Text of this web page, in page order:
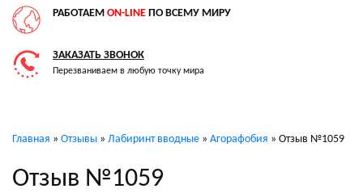
РАБОТАЕМ ON-LINE ПО ВСЕМУ МИРУ
ЗАКАЗАТЬ ЗВОНОК
Перезваниваем в любую точку мира
Главная » Отзывы » Лабиринт вводные » Агорафобия » Отзыв №1059
Отзыв №1059